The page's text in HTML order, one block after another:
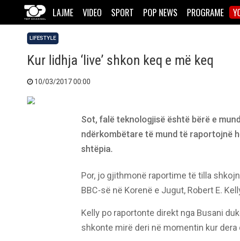
LAJME VIDEO SPORT POP NEWS PROGRAME
LIFESTYLE
Kur lidhja ‘live’ shkon keq e më keq
10/03/2017 00:00
Sot, falë teknologjisë është bërë e
ndërkombëtare të mund të raportojnë
shtëpia.
Por, jo gjithmonë raportime të tilla
BBC-së në Korenë e Jugut, Robert E.
Kelly po raportonte direkt nga Busani
shkonte mirë deri në momentin kur